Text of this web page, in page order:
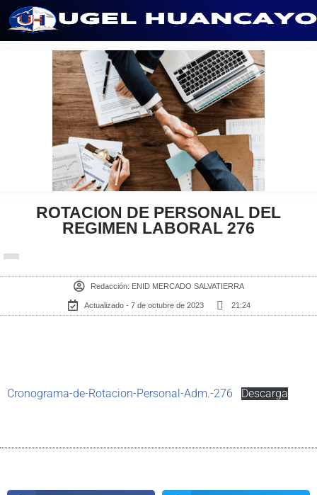
contenido
ROTACION DE PERSONAL DEL
REGIMEN LABORAL 276
Redacción: ENID MERCADO SALVATIERRA
Actualizado - 7 de octubre de 2023 21:24
Cronograma-de-Rotacion-Personal-Adm.-276 Descarga